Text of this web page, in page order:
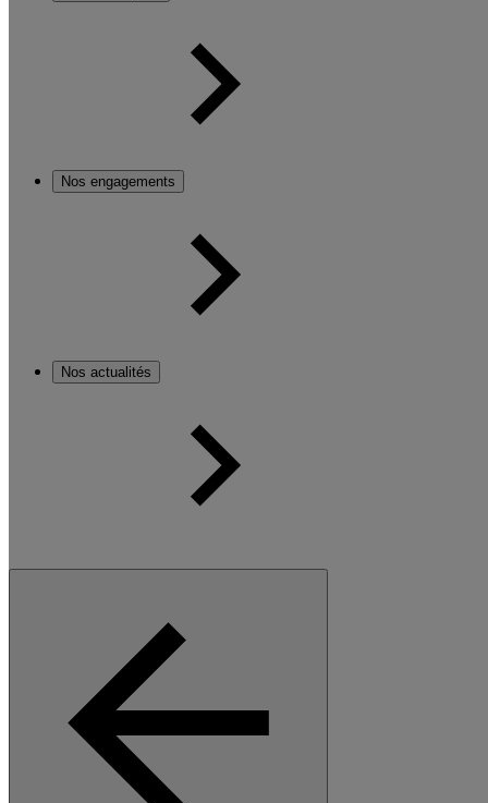
Nos engagements
Nos actualités